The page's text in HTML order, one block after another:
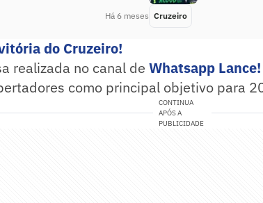
Há 6 meses Cruzeiro
do Cruzeiro!
realizada no canal de Whatsapp
como principal objetivo para
CONTINUA
APÓS A
PUBLICIDADE